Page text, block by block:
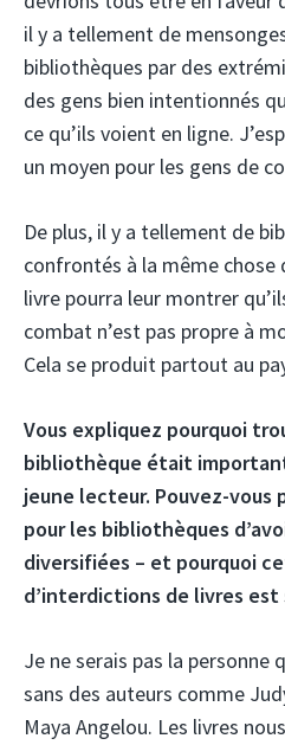
il y a tellement de
bibliothèques par des
des gens bien intentionnés
ce qu’ils voient en ligne.
un moyen pour les gens de
De plus, il y a tellement de
confrontés à la même chose
livre pourra leur montrer
combat n’est pas propre à
Cela se produit partout au
Vous expliquez pourquoi
bibliothèque était
jeune lecteur. Pouvez-vous
pour les bibliothèques
diversifiées – et pourquoi
d’interdictions de livres est
Je ne serais pas la personne
sans des auteurs comme
Maya Angelou. Les livres